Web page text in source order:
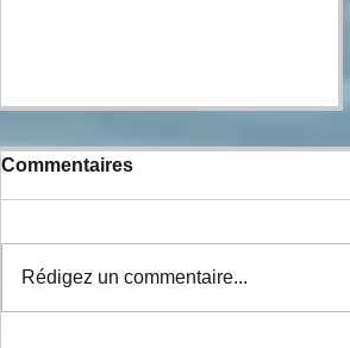
Commentaires
Rédigez un commentaire...